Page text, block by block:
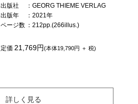
出版社
：GEORG THIEME VERLAG
出版年
：2021年
ページ数 ：212pp.(266illus.)
定価 21,769円(本体19,790円 ＋ 税)
詳しく見る